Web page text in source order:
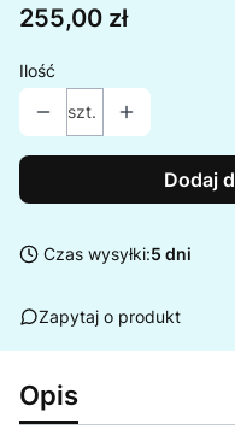
Cena
255,00 zł
Ilość
szt.
Dodaj
Czas wysyłki:5 dni
Zapytaj o produkt
Opis